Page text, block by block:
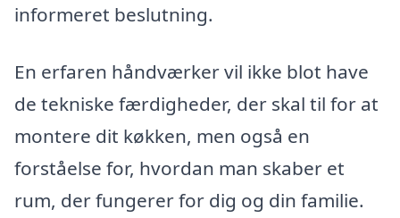
informeret beslutning.
En erfaren håndværker vil ikke blot have
de tekniske færdigheder, der skal til for at
montere dit køkken, men også en
forståelse for, hvordan man skaber et
rum, der fungerer for dig og din familie.